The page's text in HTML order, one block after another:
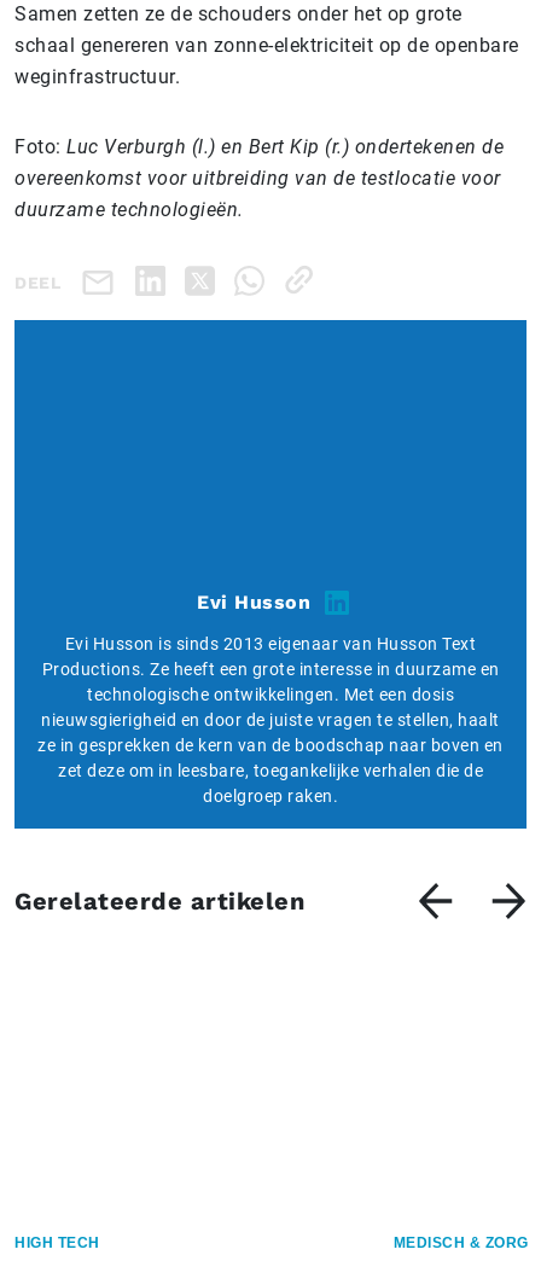
Samen zetten ze de schouders onder het op grote
schaal genereren van zonne-elektriciteit op de openbare
weginfrastructuur.
Foto: Luc Verburgh (l.) en Bert Kip (r.) ondertekenen de
overeenkomst voor uitbreiding van de testlocatie voor
duurzame technologieën.
DEEL
Evi Husson
Evi Husson is sinds 2013 eigenaar van Husson Text
Productions. Ze heeft een grote interesse in duurzame en
technologische ontwikkelingen. Met een dosis
nieuwsgierigheid en door de juiste vragen te stellen, haalt
ze in gesprekken de kern van de boodschap naar boven en
zet deze om in leesbare, toegankelijke verhalen die de
doelgroep raken.
Gerelateerde artikelen
HIGH TECH MEDISCH & ZORG